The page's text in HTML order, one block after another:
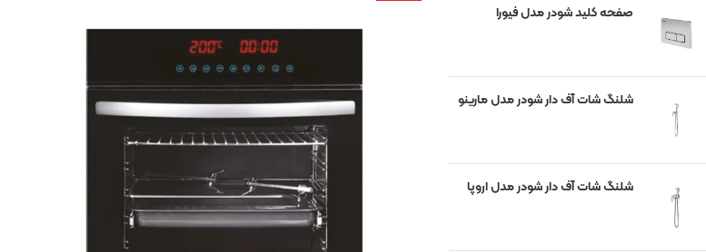
برندهای موجود
شیرآلات شودر
چینی کرد
گاتریا
صفحه کلید شودر مدل فیورا
شلنگ شات آف دار شودر مدل مارینو
شلنگ شات آف دار شودر مدل اروپا